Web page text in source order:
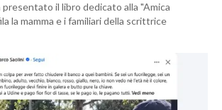
il libro dedicato alla "Amica
la mamma e i familiari della scrittrice